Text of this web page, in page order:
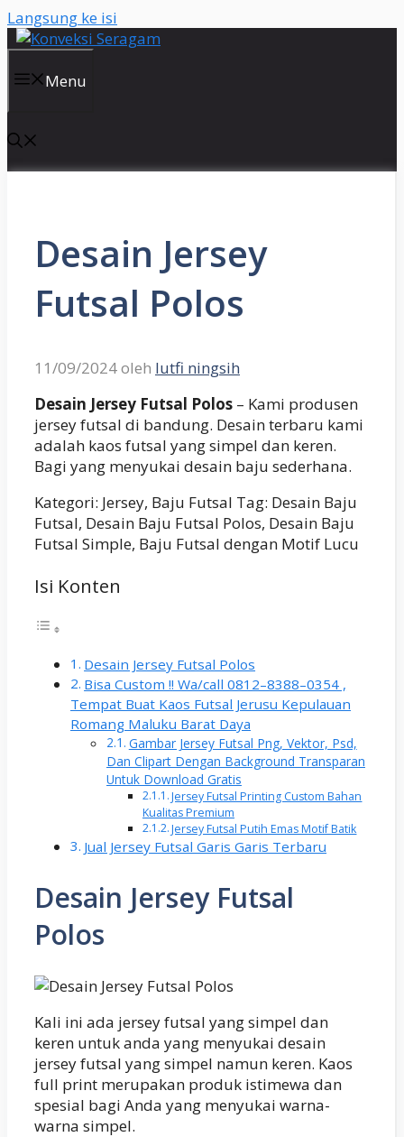
Langsung ke isi
Menu
Desain Jersey
Futsal Polos
11/09/2024oleh lutfi ningsih
Desain Jersey Futsal Polos – Kami produsen
jersey futsal di bandung. Desain terbaru kami
adalah kaos futsal yang simpel dan keren.
Bagi yang menyukai desain baju sederhana.
Kategori: Jersey, Baju Futsal Tag: Desain Baju
Futsal, Desain Baju Futsal Polos, Desain Baju
Futsal Simple, Baju Futsal dengan Motif Lucu
Isi Konten
Desain Jersey Futsal Polos
Bisa Custom !! Wa/call 0812–8388–0354 ,
Tempat Buat Kaos Futsal Jerusu Kepulauan
Romang Maluku Barat Daya
Gambar Jersey Futsal Png, Vektor, Psd,
Dan Clipart Dengan Background Transparan
Untuk Download Gratis
Jersey Futsal Printing Custom Bahan
Kualitas Premium
Jersey Futsal Putih Emas Motif Batik
Jual Jersey Futsal Garis Garis Terbaru
Desain Jersey Futsal
Polos
Kali ini ada jersey futsal yang simpel dan
keren untuk anda yang menyukai desain
jersey futsal yang simpel namun keren. Kaos
full print merupakan produk istimewa dan
spesial bagi Anda yang menyukai warna-
warna simpel.